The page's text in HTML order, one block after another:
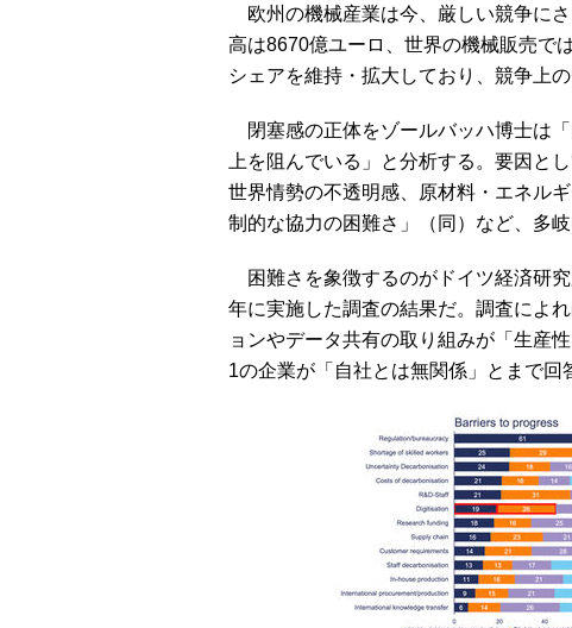
欧州の機械産業は今、厳しい競争に
高は8670億ユーロ、世界の機械販売で
シェアを維持・拡大しており、競争上
閉塞感の正体をゾールバッハ博士は
上を阻んでいる」と分析する。要因と
世界情勢の不透明感、原材料・エネル
制的な協力の困難さ」（同）など、多岐
困難さを象徴するのがドイツ経済研
年に実施した調査の結果だ。調査によ
ョンやデータ共有の取り組みが「生産
1の企業が「自社とは無関係」とまで回